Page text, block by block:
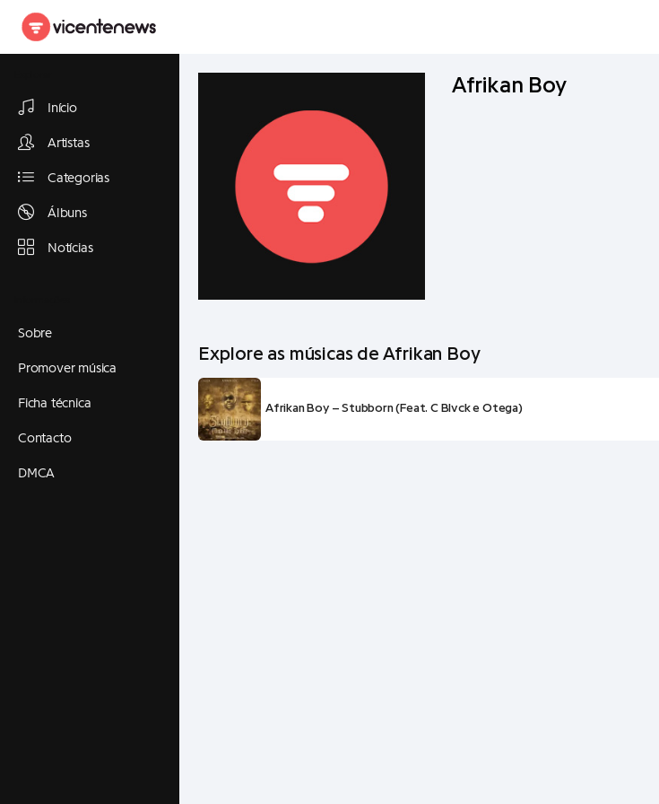
Início
Artistas
Categorias
Álbuns
Notícias
Sobre
Promover música
Ficha técnica
Contacto
DMCA
Afrikan Boy
Explore as músicas de Afrikan Boy
Afrikan Boy – Stubborn (Feat. C Blvck e Otega)